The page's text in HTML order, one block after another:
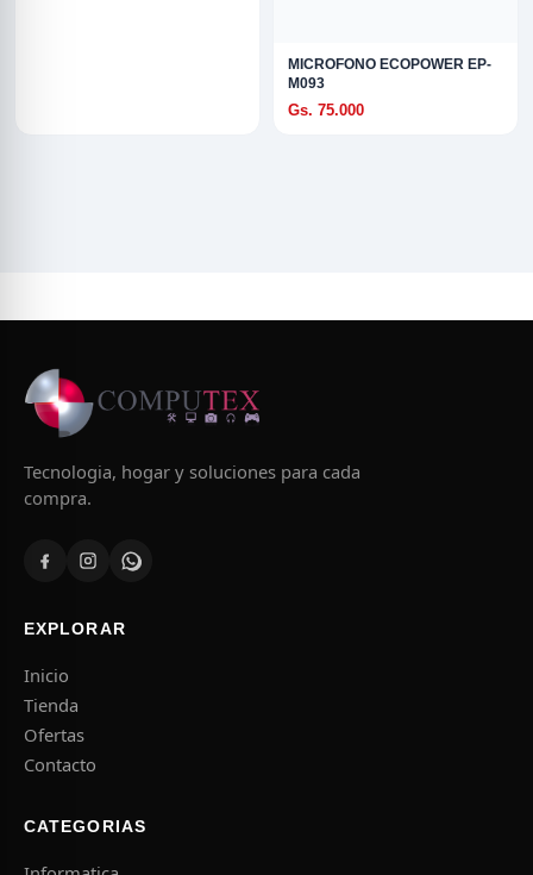
MICROFONO ECOPOWER EP-
M093
Gs. 75.000
Tecnologia, hogar y soluciones para cada
compra.
EXPLORAR
Inicio
Tienda
Ofertas
Contacto
CATEGORIAS